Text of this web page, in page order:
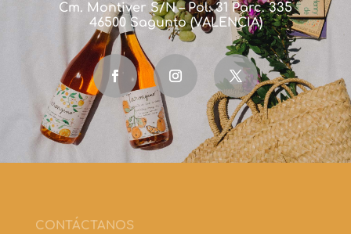
Cm. Montiver S/N – Pol. 31 Parc. 335
46500 Sagunto (VALENCIA)
CONTÁCTANOS